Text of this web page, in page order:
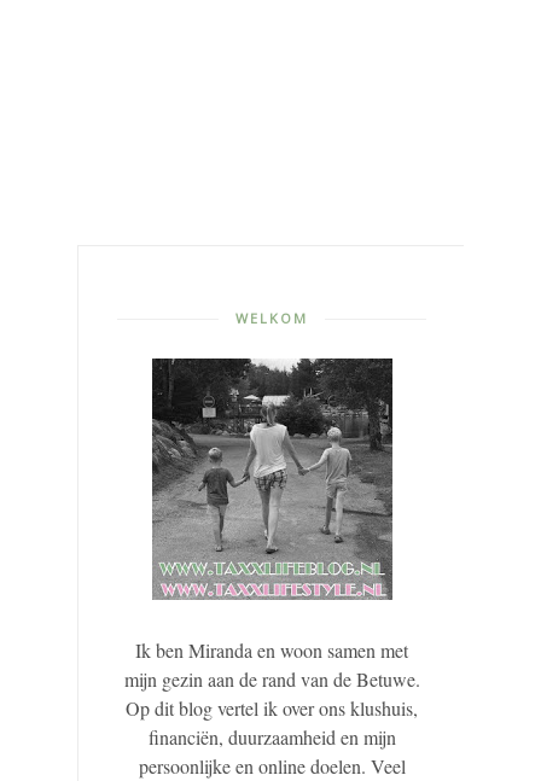
WELKOM
Ik ben Miranda en woon samen met
mijn gezin aan de rand van de Betuwe.
Op dit blog vertel ik over ons klushuis,
financiën, duurzaamheid en mijn
persoonlijke en online doelen. Veel